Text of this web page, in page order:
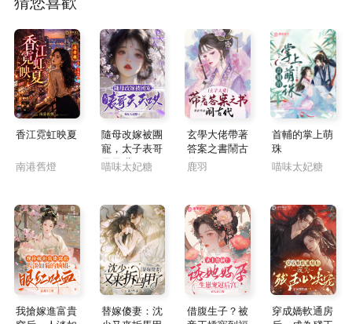
香江霓虹映夏
南港舊燈
隨母改嫁被團
寵，太子表哥
天天哄
喵味太妃糖
玄學大佬帶著
答案之書鬧古
代
鹿羽
首輔的掌上萌
珠
喵味太妃糖
我搶嫁進富貴
替嫁傻妻：沈
借腹生子？被
穿成嬌軟通房